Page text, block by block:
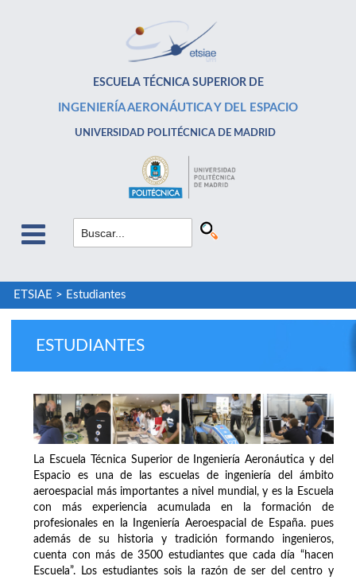
ESCUELA TÉCNICA SUPERIOR DE
INGENIERÍA AERONÁUTICA Y DEL ESPACIO
UNIVERSIDAD POLITÉCNICA DE MADRID
ETSIAE > Estudiantes
ESTUDIANTES
La Escuela Técnica Superior de Ingeniería Aeronáutica y del
Espacio es una de las escuelas de ingeniería del ámbito
aeroespacial más importantes a nivel mundial, y es la Escuela
con más experiencia acumulada en la formación de
profesionales en la Ingeniería Aeroespacial de España. pues
además de su historia y tradición formando ingenieros,
cuenta con más de 3500 estudiantes que cada día “hacen
Escuela”. Los estudiantes sois la razón de ser del centro y